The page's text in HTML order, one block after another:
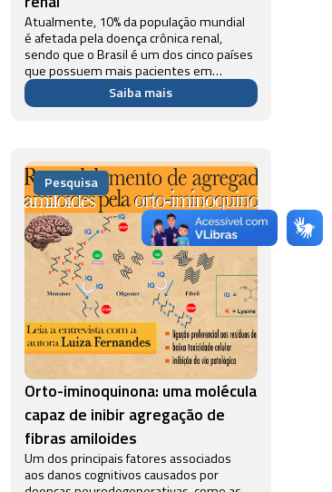
Atualmente, 10% da população mundial
é afetada pela doença crônica renal,
sendo que o Brasil é um dos cinco países
que possuem mais pacientes em
tratamento para essa patologia. Uma
das principais formas de tratamento
Saiba mais
Pesquisa
Orto-iminoquinona: uma molécula
capaz de inibir agregação de
fibras amiloides
Um dos principais fatores associados
aos danos cognitivos causados por